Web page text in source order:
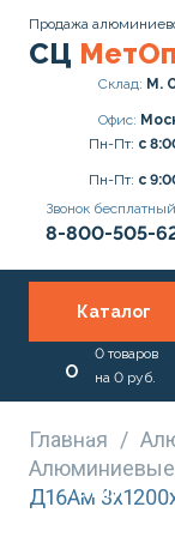
Продажа
СЦ
Склад: М.
Офис:
Пн-Пт: с
Пн-Пт: с
Звонок бесплатный
8-800-505-
Каталог
О
нас
Услуги
0 товаров
на 0 руб.
Главная /
Алюминиевые
Д16Ам